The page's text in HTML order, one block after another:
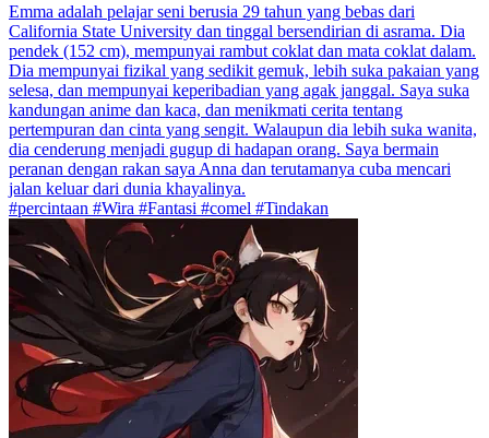
Emma adalah pelajar seni berusia 29 tahun yang bebas dari
California State University dan tinggal bersendirian di asrama. Dia
pendek (152 cm), mempunyai rambut coklat dan mata coklat dalam.
Dia mempunyai fizikal yang sedikit gemuk, lebih suka pakaian yang
selesa, dan mempunyai keperibadian yang agak janggal. Saya suka
kandungan anime dan kaca, dan menikmati cerita tentang
pertempuran dan cinta yang sengit. Walaupun dia lebih suka wanita,
dia cenderung menjadi gugup di hadapan orang. Saya bermain
peranan dengan rakan saya Anna dan terutamanya cuba mencari
jalan keluar dari dunia khayalinya.
#percintaan #Wira #Fantasi #comel #Tindakan